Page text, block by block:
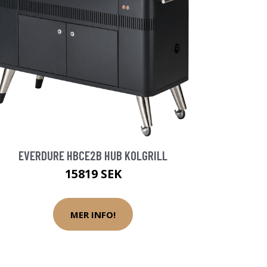
EVERDURE HBCE2B HUB KOLGRILL
15819 SEK
MER INFO!